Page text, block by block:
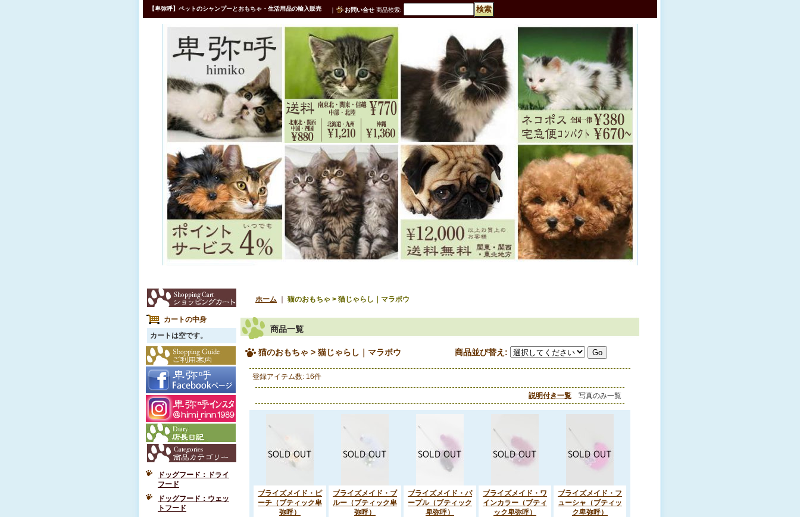
【卑弥呼】ペットのシャンプーとおもちゃ・生活用品の輸入販売 ｜ お問い合せ 商品検索:
カートの中身
カートは空です。
ドッグフード：ドライ
フード
ドッグフード：ウェッ
トフード
ホーム 猫のおもちゃ > 猫じゃらし｜マラボウ
商品一覧
猫のおもちゃ > 猫じゃらし｜マラボウ 商品並び替え :
登録アイテム数: 16件
説明付き一覧 写真のみ一覧
ブライズメイド・ピ
ーチ（ブティック卑
弥呼）
ブライズメイド・ブ
ルー（ブティック卑
弥呼）
ブライズメイド・パ
ープル（ブティック
卑弥呼）
ブライズメイド・ワ
インカラー（ブティ
ック卑弥呼）
ブライズメイド・フ
ューシャ（ブティッ
ク卑弥呼）